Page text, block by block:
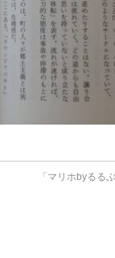
「マリホbyるる